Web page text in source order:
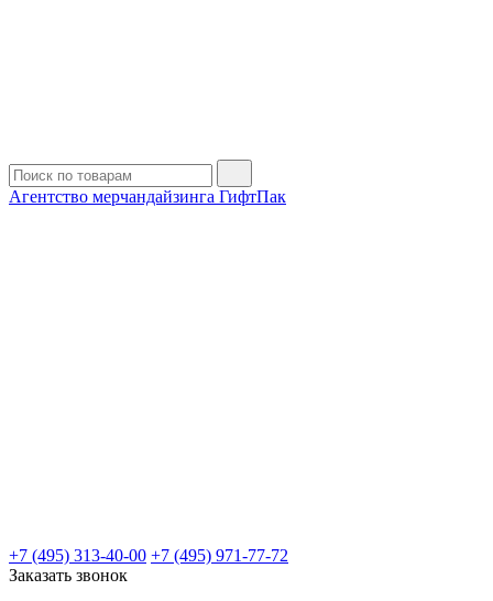
Агентство мерчандайзинга ГифтПак
+7 (495) 313-40-00 +7 (495) 971-77-72
Заказать звонок